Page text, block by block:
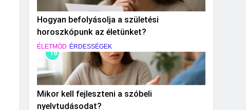
Hogyan befolyásolja a születési
horoszkópunk az életünket?
ÉLETMÓD ÉRDESSÉGEK
18
Mikor kell fejleszteni a szóbeli
nyelvtudásodat?